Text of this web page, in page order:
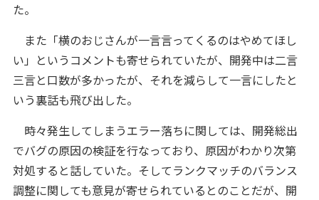
た。
また「横のおじさんが一言言ってくるのはやめてほし
い」というコメントも寄せられていたが、開発中は二言
三言と口数が多かったが、それを減らして一言にしたと
いう裏話も飛び出した。
時々発生してしまうエラー落ちに関しては、開発総出
でバグの原因の検証を行なっており、原因がわかり次第
対処すると話していた。そしてランクマッチのバランス
調整に関しても意見が寄せられているとのことだが、開